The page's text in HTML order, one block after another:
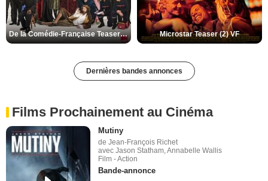
De la Comédie-Française Teaser (3) VF Microstar Teaser (2) VF
Dernières bandes annonces
Films Prochainement au Cinéma
Mutiny
de Jean-François Richet
avec Jason Statham, Annabelle Wallis
Film - Action
Bande-annonce